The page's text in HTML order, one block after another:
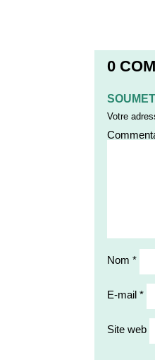
0
Votre
Nom*
E-mail*
Site web